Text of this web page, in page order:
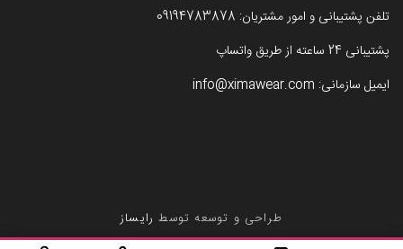
تلفن پشتیبانی و امور مشتریان: 09194783878
پشتیبانی 24 ساعته از طریق واتساپ
ایمیل سازمانی: info@ximawear.com
طراحی و توسعه توسط رایساز